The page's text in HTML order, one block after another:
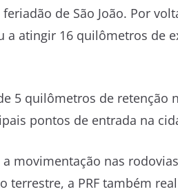
de São João. Por
atingir 16 quilômetros de
5 quilômetros de retenção
pontos de entrada na
movimentação nas
terrestre, a PRF também